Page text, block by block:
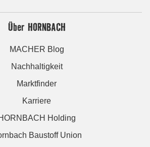
Über HORNBACH
MACHER Blog
Nachhaltigkeit
Marktfinder
Karriere
Holding
Baustoff Union